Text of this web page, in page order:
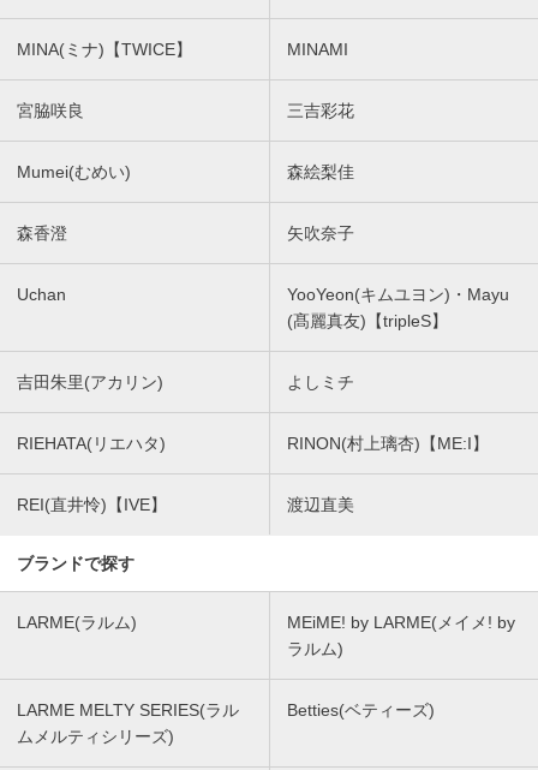
MINA(ミナ)【TWICE】 MINAMI
宮脇咲良 三吉彩花
Mumei(むめい) 森絵梨佳
森香澄 矢吹奈子
Uchan
YooYeon(キムユヨン)・Mayu
(髙麗真友)【tripleS】
吉田朱里(アカリン) よしミチ
RIEHATA(リエハタ) RINON(村上璃杏)【ME:I】
REI(直井怜)【IVE】 渡辺直美
ブランドで探す
LARME(ラルム)
MEiME! by LARME(メイメ! by
ラルム)
LARME MELTY SERIES(ラル
ムメルティシリーズ)
Betties(ベティーズ)